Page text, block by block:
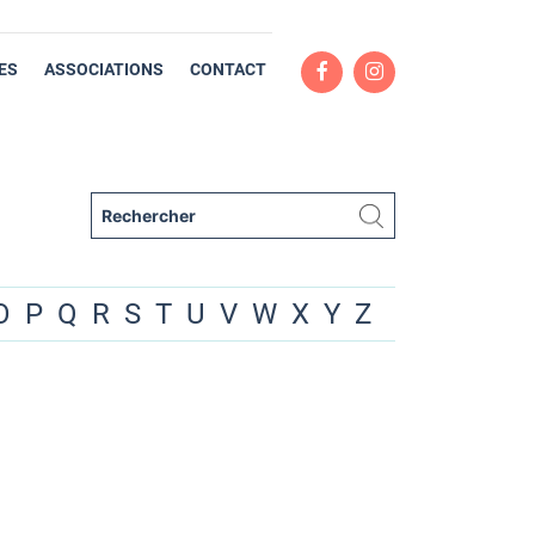
ASSOCIATIONS CONTACT
P Q R S T U V W X Y Z